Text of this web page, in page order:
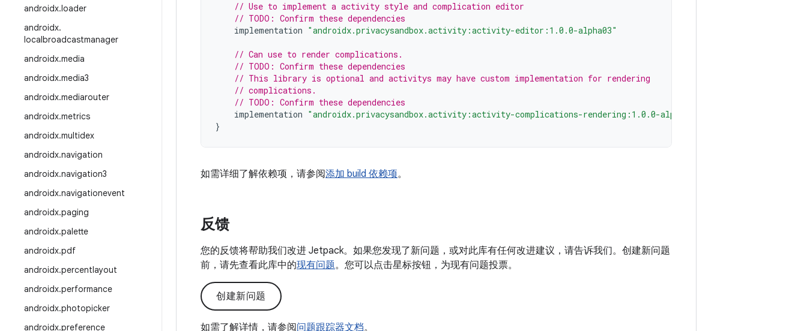
androidx.loader
androidx.
localbroadcastmanager
androidx.media
androidx.media3
androidx.mediarouter
androidx.metrics
androidx.multidex
androidx.navigation
androidx.navigation3
androidx.navigationevent
androidx.paging
androidx.palette
androidx.pdf
androidx.percentlayout
androidx.performance
androidx.photopicker
androidx.preference
// Use to implement a activity style and complication editor
// TODO: Confirm these dependencies
implementation "androidx.privacysandbox.activity:activity-editor:1.0.0-alpha03"
// Can use to render complications.
// TODO: Confirm these dependencies
// This library is optional and activitys may have custom implementation for rendering
// complications.
// TODO: Confirm these dependencies
implementation "androidx.privacysandbox.activity:activity-complications-rendering:1.0.0-alpha03"
}
如需详细了解依赖项，请参阅添加 build 依赖项。
反馈
您的反馈将帮助我们改进 Jetpack。如果您发现了新问题，或对此库有任何改进建议，请告诉我们。创建新问题
前，请先查看此库中的现有问题。您可以点击星标按钮，为现有问题投票。
创建新问题
如需了解详情，请参阅问题跟踪器文档。